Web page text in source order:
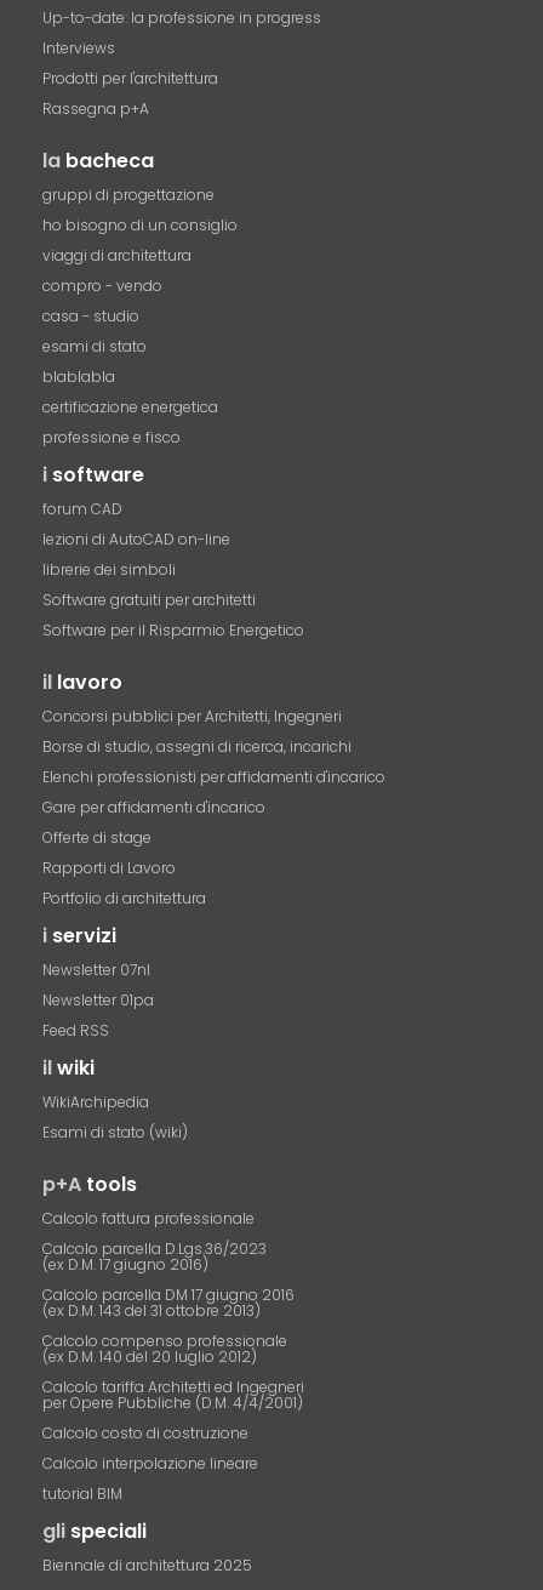
Up-to-date: la professione in progress
Interviews
Prodotti per l'architettura
Rassegna p+A
la bacheca
gruppi di progettazione
ho bisogno di un consiglio
viaggi di architettura
compro - vendo
casa - studio
esami di stato
blablabla
certificazione energetica
professione e fisco
i software
forum CAD
lezioni di AutoCAD on-line
librerie dei simboli
Software gratuiti per architetti
Software per il Risparmio Energetico
il lavoro
Concorsi pubblici per Architetti, Ingegneri
Borse di studio, assegni di ricerca, incarichi
Elenchi professionisti per affidamenti d'incarico
Gare per affidamenti d'incarico
Offerte di stage
Rapporti di Lavoro
Portfolio di architettura
i servizi
Newsletter 07nl
Newsletter 01pa
Feed RSS
ilwiki
WikiArchipedia
Esami di stato (wiki)
p+A tools
Calcolo fattura professionale
Calcolo parcella D.Lgs.36/2023
(ex D.M. 17 giugno 2016)
Calcolo parcella DM 17 giugno 2016
(ex D.M. 143 del 31 ottobre 2013)
Calcolo compenso professionale
(ex D.M. 140 del 20 luglio 2012)
Calcolo tariffa Architetti ed Ingegneri
per Opere Pubbliche (D.M. 4/4/2001)
Calcolo costo di costruzione
Calcolo interpolazione lineare
tutorial BIM
gli speciali
Biennale di architettura 2025